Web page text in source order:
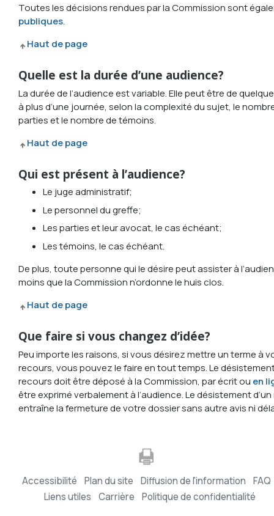
Toutes les décisions rendues par la Commission sont
publiques.
Haut de page
Quelle est la durée d’une audience?
La durée de l’audience est variable. Elle peut être de
à plus d’une journée, selon la complexité du sujet, le
parties et le nombre de témoins.
Haut de page
Qui est présent à l’audience?
Le juge administratif;
Le personnel du greffe;
Les parties et leur avocat, le cas échéant;
Les témoins, le cas échéant.
De plus, toute personne qui le désire peut assister à
moins que la Commission n’ordonne le huis clos.
Haut de page
Que faire si vous changez d’idée?
Peu importe les raisons, si vous désirez mettre un terme à
recours, vous pouvez le faire en tout temps. Le
recours doit être déposé à la Commission, par écrit ou en
être exprimé verbalement à l’audience. Le désistement
entraîne la fermeture de votre dossier sans autre avis ni
Accessibilité Plan du site Diffusion de l'information
FAQ
Liens utiles
Carrière Politique de confidentialité